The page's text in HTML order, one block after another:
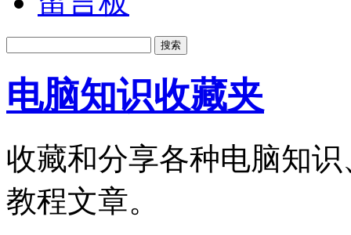
电脑知识收藏夹
收藏和分享各种电脑知
教程文章。